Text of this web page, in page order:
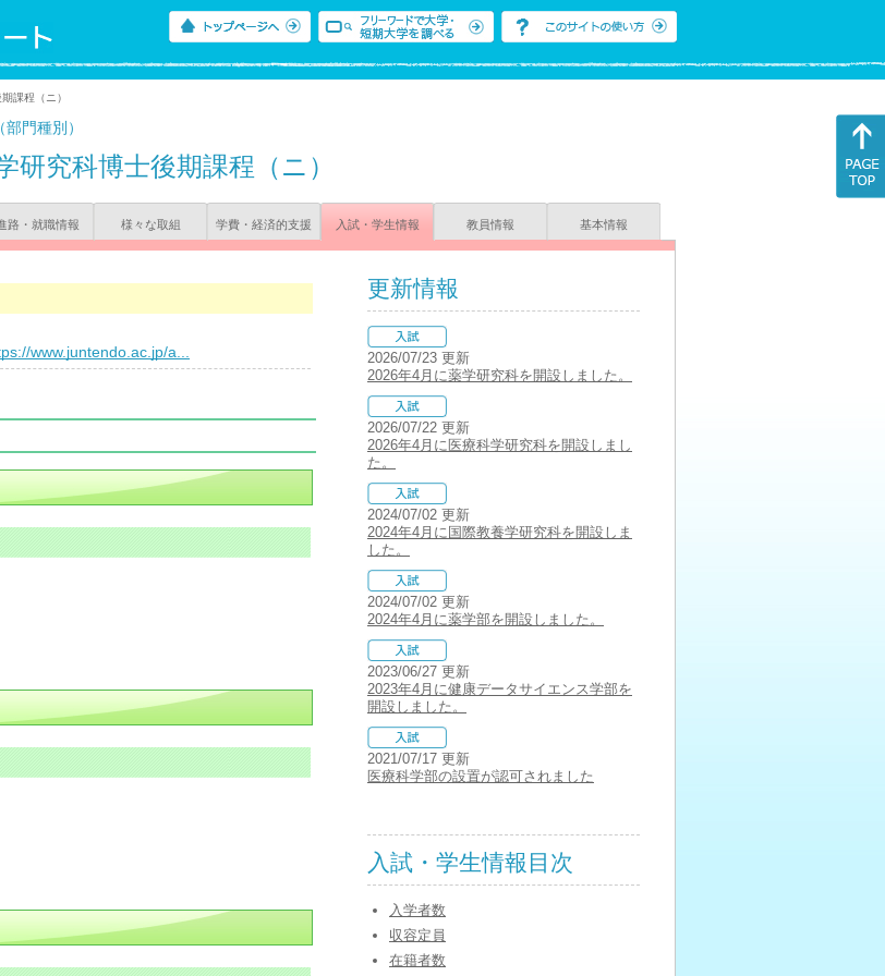
課程（ニ）
門種別）
研究科博士後期課程（ニ）
路・就職情報 様々な取組 学費・経済的支援 入試・学生情報 教員情報 基本情報
www.juntendo.ac.jp/a...
更新情報
2026/07/23 更新
2026年4月に薬学研究科を開設しました。
2026/07/22 更新
2026年4月に医療科学研究科を開設しまし
た。
2024/07/02 更新
2024年4月に国際教養学研究科を開設しま
した。
2024/07/02 更新
2024年4月に薬学部を開設しました。
2023/06/27 更新
2023年4月に健康データサイエンス学部を
開設しました。
2021/07/17 更新
医療科学部の設置が認可されました
入試・学生情報目次
入学者数
収容定員
在籍者数